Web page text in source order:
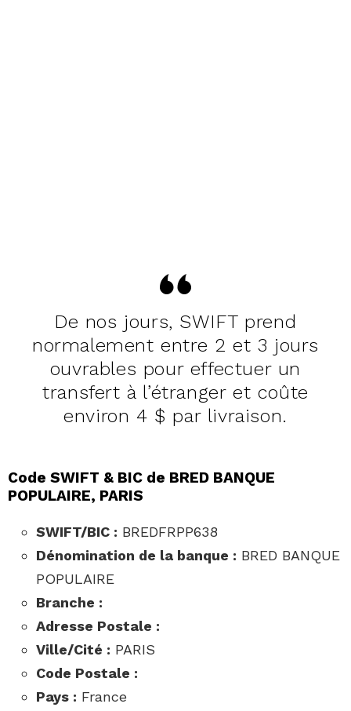
De nos jours, SWIFT prend
normalement entre 2 et 3 jours
ouvrables pour effectuer un
transfert à l’étranger et coûte
environ 4 $ par livraison.
Code SWIFT & BIC de BRED BANQUE
POPULAIRE, PARIS
SWIFT/BIC : BREDFRPP638
Dénomination de la banque : BRED BANQUE
POPULAIRE
Branche :
Adresse Postale :
Ville/Cité : PARIS
Code Postale :
Pays : France